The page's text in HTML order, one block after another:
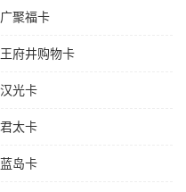
聚福卡
府井购物卡
光卡
太卡
岛卡